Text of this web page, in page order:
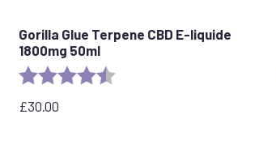
Gorilla Glue Terpene CBD E-liquide
1800mg 50ml
Evaluation :
£30.00